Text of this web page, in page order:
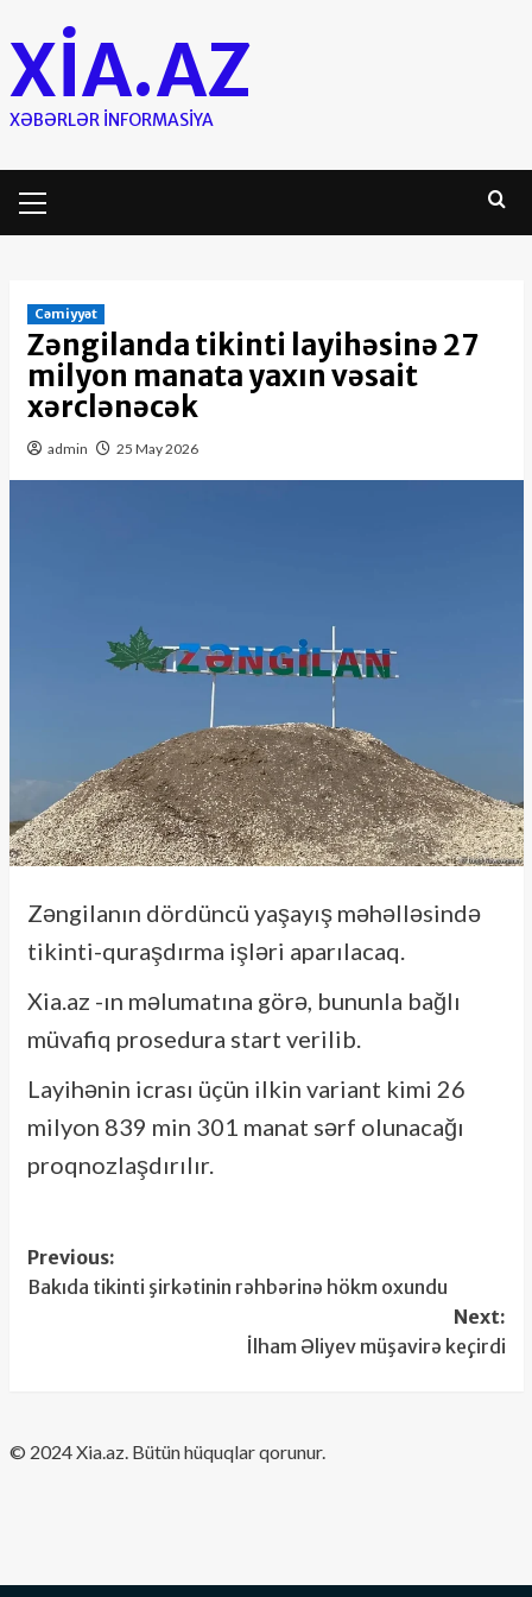
to
content
XIA.AZ
XƏBƏRLƏR INFORMASIYA
Menu
Cəmiyyət
Zəngilanda tikinti layihəsinə 27
milyon manata yaxın vəsait
xərclənəcək
admin 25 May 2026
Zəngilanın dördüncü yaşayış məhəlləsində
tikinti-quraşdırma işləri aparılacaq.
Xia.az -ın məlumatına görə, bununla bağlı
müvafiq prosedura start verilib.
Layihənin icrası üçün ilkin variant kimi 26
milyon 839 min 301 manat sərf olunacağı
proqnozlaşdırılır.
Post
navigation
Previous:
Bakıda tikinti şirkətinin rəhbərinə hökm oxundu
Next:
İlham Əliyev müşavirə keçirdi
​© 2024 Xia.az. Bütün hüquqlar qorunur.